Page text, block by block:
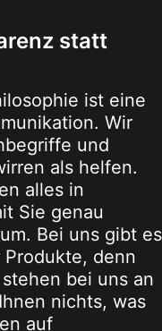
statt
ist eine
Wir
und
als helfen.
alles in
Sie genau
Bei uns gibt es
denn
bei uns an
nichts, was
auf